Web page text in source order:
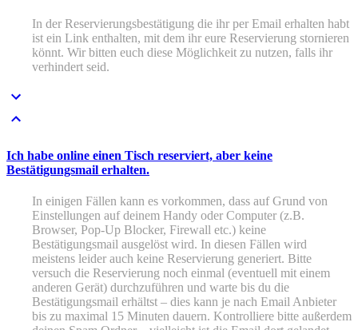
In der Reservierungsbestätigung die ihr per Email erhalten habt
ist ein Link enthalten, mit dem ihr eure Reservierung stornieren
könnt. Wir bitten euch diese Möglichkeit zu nutzen, falls ihr
verhindert seid.
Ich habe online einen Tisch reserviert, aber keine
Bestätigungsmail erhalten.
In einigen Fällen kann es vorkommen, dass auf Grund von
Einstellungen auf deinem Handy oder Computer (z.B.
Browser, Pop-Up Blocker, Firewall etc.) keine
Bestätigungsmail ausgelöst wird. In diesen Fällen wird
meistens leider auch keine Reservierung generiert. Bitte
versuch die Reservierung noch einmal (eventuell mit einem
anderen Gerät) durchzuführen und warte bis du die
Bestätigungsmail erhältst – dies kann je nach Email Anbieter
bis zu maximal 15 Minuten dauern. Kontrolliere bitte außerdem